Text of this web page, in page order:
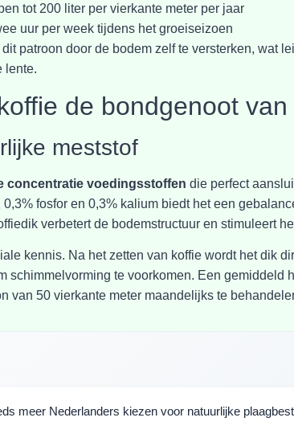
tot 200 liter per vierkante meter per jaar
uur per week tijdens het groeiseizoen
patroon door de bodem zelf te versterken, wat
lente.
de bondgenoot
meststof
concentratie voedingsstoffen die perfect
fosfor en 0,3% kalium biedt het een
verbetert de bodemstructuur en stimuleert
kennis. Na het zetten van koffie wordt het dik
schimmelvorming te voorkomen. Een gemiddeld
van 50 vierkante meter maandelijks te
meer Nederlanders kiezen voor natuurlijke